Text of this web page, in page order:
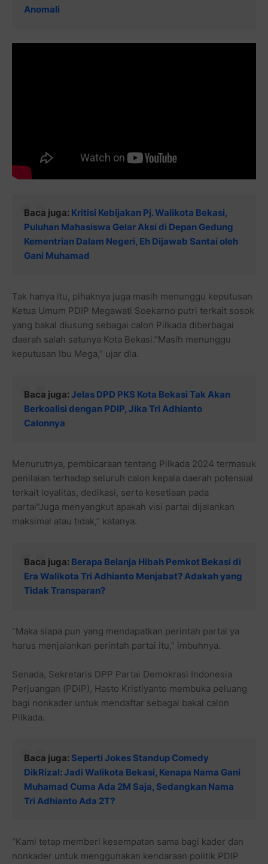
Anomali
Baca juga: Kritisi Kebijakan Pj. Walikota Bekasi,
Puluhan Mahasiswa Gelar Aksi di Depan Gedung
Kementrian Dalam Negeri, Eh Dijawab Santai oleh
Gani Muhamad
Tak hanya itu, pihaknya juga masih menunggu keputusan
Ketua Umum PDIP Megawati Soekarno putri terkait sosok
yang bakal diusung sebagai calon Pilkada diberbagai
daerah salah satunya Kota Bekasi.”Masih menunggu
keputusan Ibu Mega,” ujar dia.
Baca juga: Jelas DPD PKS Kota Bekasi Tak Akan
Berkoalisi dengan PDIP, Jika Tri Adhianto
Calonnya
Menurutnya, pembicaraan tentang Pilkada 2024 termasuk
penilaian terhadap seluruh calon kepala daerah potensial
terkait loyalitas, dedikasi, serta kesetiaan pada
partai”Juga menyangkut apakah visi partai dijalankan
maksimal atau tidak,” katanya.
Baca juga: Berapa Belanja Hibah Pemkot Bekasi di
Era Walikota Tri Adhianto Menjabat? Adakah yang
Tidak Transparan?
“Maka siapa pun yang mendapatkan perintah partai ya
harus menjalankan perintah partai itu,” imbuhnya.
Senada, Sekretaris DPP Partai Demokrasi Indonesia
Perjuangan (PDIP), Hasto Kristiyanto membuka peluang
bagi nonkader untuk mendaftar sebagai bakal calon
Pilkada.
Baca juga: Seperti Jokes Standup Comedy
DikRizal: Jadi Walikota Bekasi, Kenapa Nama Gani
Muhamad Cuma Ada 2M Saja, Sedangkan Nama
Tri Adhianto Ada 2T?
“Kami tetap memberi kesempatan sama bagi kader dan
nonkader untuk menggunakan kendaraan politik PDIP